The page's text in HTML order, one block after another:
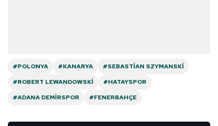
#POLONYA #KANARYA
#SEBASTIAN SZYMANSKI
#ROBERT LEWANDOWSKI
#HATAYSPOR
#ADANA DEMIRSPOR
#FENERBAHÇE